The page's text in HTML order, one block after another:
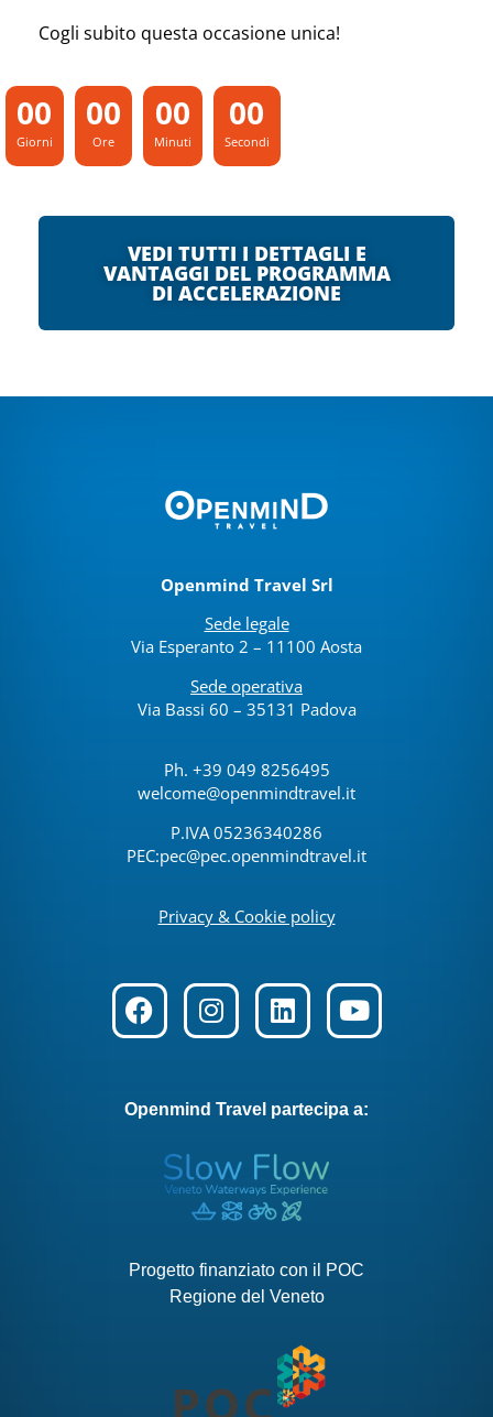
Cogli subito questa occasione unica!
00
Giorni
00
Ore
00
Minuti
00
Secondi
VEDI TUTTI I DETTAGLI E
VANTAGGI DEL PROGRAMMA
DI ACCELERAZIONE
Openmind Travel Srl
Sede legale
Via Esperanto 2 – 11100 Aosta
Sede operativa
Via Bassi 60 – 35131 Padova
Ph. +39 049 8256495
welcome@openmindtravel.it
P.IVA 05236340286
PEC:pec@pec.openmindtravel.it
Privacy & Cookie policy
Openmind Travel partecipa a:
Progetto finanziato con il
POC
Regione del Veneto